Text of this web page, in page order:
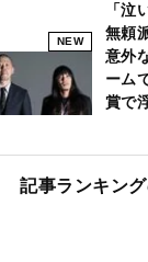
NEW
「泣
無頼
意外
ーム
賞で
記事ランキン